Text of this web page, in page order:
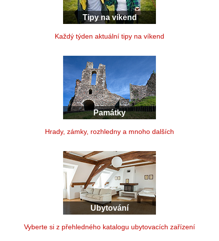
Tipy na víkend
Každý týden aktuální tipy na víkend
Památky
Hrady, zámky, rozhledny a mnoho dalších
Ubytování
Vyberte si z přehledného katalogu ubytovacích zařízení